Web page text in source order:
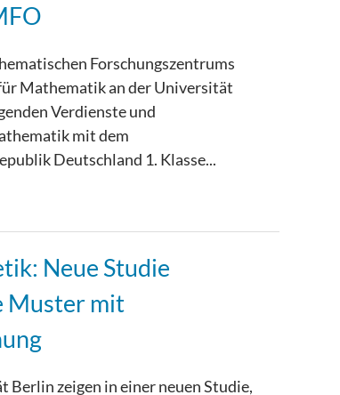
Forschungszentrums
Mathematik an der Universität
Verdienste und
mit dem
Deutschland 1. Klasse...
Neue Studie
Muster mit
zeigen in einer neuen Studie,